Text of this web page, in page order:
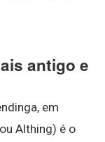
antigo e
em
Althing) é o